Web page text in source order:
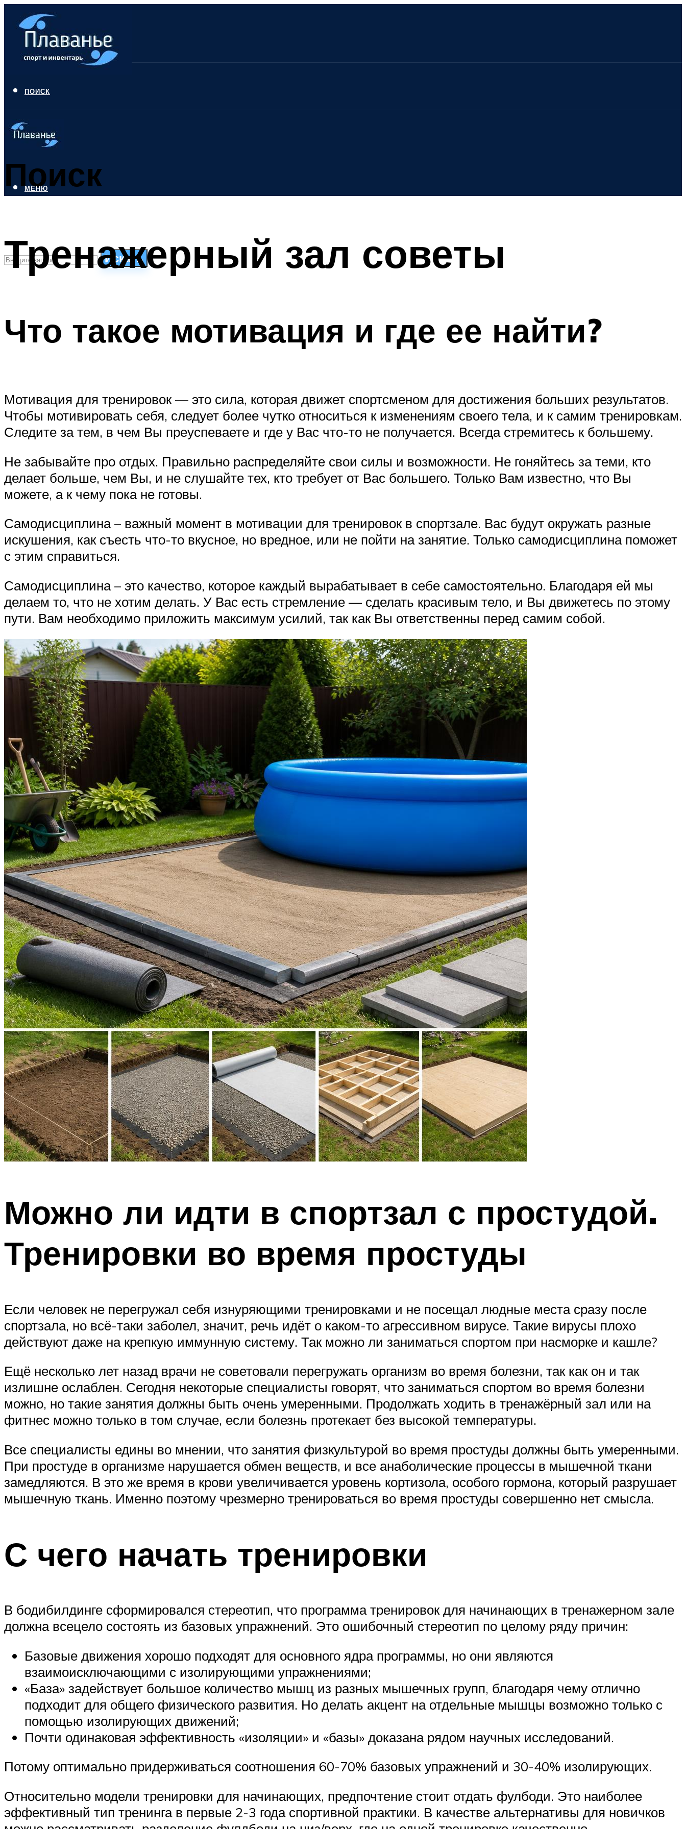
ПОИСК
Поиск
Искать
БАССЕЙН ДЛЯ ДОМА
МЕНЮ
Тренажерный зал советы
Что такое мотивация и где ее найти?
Мотивация для тренировок — это сила, которая движет спортсменом для достижения больших результатов.
Чтобы мотивировать себя, следует более чутко относиться к изменениям своего тела, и к самим тренировкам.
Следите за тем, в чем Вы преуспеваете и где у Вас что-то не получается. Всегда стремитесь к большему.
Не забывайте про отдых. Правильно распределяйте свои силы и возможности. Не гоняйтесь за теми, кто
делает больше, чем Вы, и не слушайте тех, кто требует от Вас большего. Только Вам известно, что Вы
можете, а к чему пока не готовы.
Самодисциплина – важный момент в мотивации для тренировок в спортзале. Вас будут окружать разные
искушения, как съесть что-то вкусное, но вредное, или не пойти на занятие. Только самодисциплина поможет
с этим справиться.
Самодисциплина – это качество, которое каждый вырабатывает в себе самостоятельно. Благодаря ей мы
делаем то, что не хотим делать. У Вас есть стремление — сделать красивым тело, и Вы движетесь по этому
пути. Вам необходимо приложить максимум усилий, так как Вы ответственны перед самим собой.
Можно ли идти в спортзал с простудой.
Тренировки во время простуды
Если человек не перегружал себя изнуряющими тренировками и не посещал людные места сразу после
спортзала, но всё-таки заболел, значит, речь идёт о каком-то агрессивном вирусе. Такие вирусы плохо
действуют даже на крепкую иммунную систему. Так можно ли заниматься спортом при насморке и кашле?
Ещё несколько лет назад врачи не советовали перегружать организм во время болезни, так как он и так
излишне ослаблен. Сегодня некоторые специалисты говорят, что заниматься спортом во время болезни
можно, но такие занятия должны быть очень умеренными. Продолжать ходить в тренажёрный зал или на
фитнес можно только в том случае, если болезнь протекает без высокой температуры.
Все специалисты едины во мнении, что занятия физкультурой во время простуды должны быть умеренными.
При простуде в организме нарушается обмен веществ, и все анаболические процессы в мышечной ткани
замедляются. В это же время в крови увеличивается уровень кортизола, особого гормона, который разрушает
мышечную ткань. Именно поэтому чрезмерно тренироваться во время простуды совершенно нет смысла.
С чего начать тренировки
В бодибилдинге сформировался стереотип, что программа тренировок для начинающих в тренажерном зале
должна всецело состоять из базовых упражнений. Это ошибочный стереотип по целому ряду причин:
Базовые движения хорошо подходят для основного ядра программы, но они являются
взаимоисключающими с изолирующими упражнениями;
«База» задействует большое количество мышц из разных мышечных групп, благодаря чему отлично
подходит для общего физического развития. Но делать акцент на отдельные мышцы возможно только с
помощью изолирующих движений;
Почти одинаковая эффективность «изоляции» и «базы» доказана рядом научных исследований.
Потому оптимально придерживаться соотношения 60-70% базовых упражнений и 30-40% изолирующих.
Относительно модели тренировки для начинающих, предпочтение стоит отдать фулбоди. Это наиболее
эффективный тип тренинга в первые 2-3 года спортивной практики. В качестве альтернативы для новичков